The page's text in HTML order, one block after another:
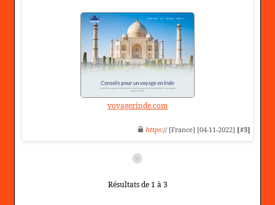
voyagerinde.com
https:// [France] [04-11-2022] [#3]
Résultats de 1 à 3